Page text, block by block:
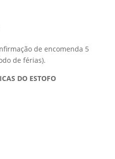
de encomenda 5
de férias).
DO ESTOFO